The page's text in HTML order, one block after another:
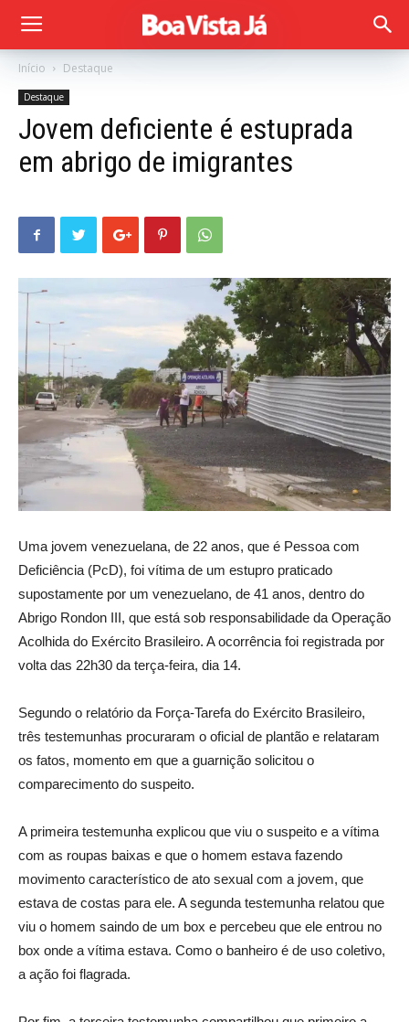
Início Destaque
Destaque
Jovem deficiente é estuprada
em abrigo de imigrantes
Uma jovem venezuelana, de 22 anos, que é Pessoa com
Deficiência (PcD), foi vítima de um estupro praticado
supostamente por um venezuelano, de 41 anos, dentro do
Abrigo Rondon III, que está sob responsabilidade da Operação
Acolhida do Exército Brasileiro. A ocorrência foi registrada por
volta das 22h30 da terça-feira, dia 14.
Segundo o relatório da Força-Tarefa do Exército Brasileiro,
três testemunhas procuraram o oficial de plantão e relataram
os fatos, momento em que a guarnição solicitou o
comparecimento do suspeito.
A primeira testemunha explicou que viu o suspeito e a vítima
com as roupas baixas e que o homem estava fazendo
movimento característico de ato sexual com a jovem, que
estava de costas para ele. A segunda testemunha relatou que
viu o homem saindo de um box e percebeu que ele entrou no
box onde a vítima estava. Como o banheiro é de uso coletivo,
a ação foi flagrada.